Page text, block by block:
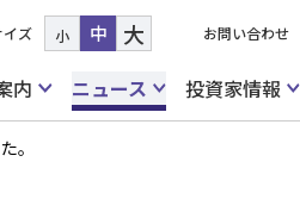
イズ 小 中 大 お問い合わせ
内
ニュース 投資家情報
。